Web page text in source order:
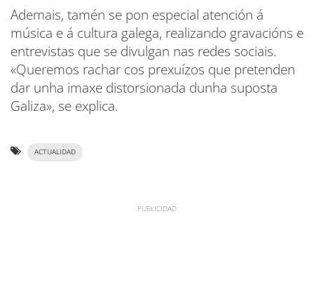
Ademais, tamén se pon especial atención á
música e á cultura galega, realizando gravacións e
entrevistas que se divulgan nas redes sociais.
«Queremos rachar cos prexuízos que pretenden
dar unha imaxe distorsionada dunha suposta
Galiza», se explica.
ACTUALIDAD